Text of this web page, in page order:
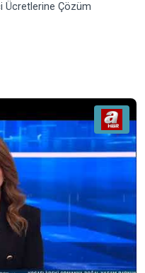
Ücretlerine Çözüm